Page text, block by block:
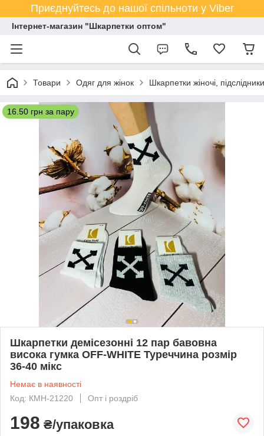
Приєднуйтесь до нашої спільноти у Viber
Інтернет-магазин "Шкарпетки оптом"
Товари Одяг для жінок Шкарпетки жіночі, підслідники
16.50 грн за пару
Шкарпетки демісезонні 12 пар бавовна
висока гумка OFF-WHITE Туреччина розмір
36-40 мікс
Немає в наявності
Код: КМН-21220
Опт і роздріб
198 ₴/упаковка